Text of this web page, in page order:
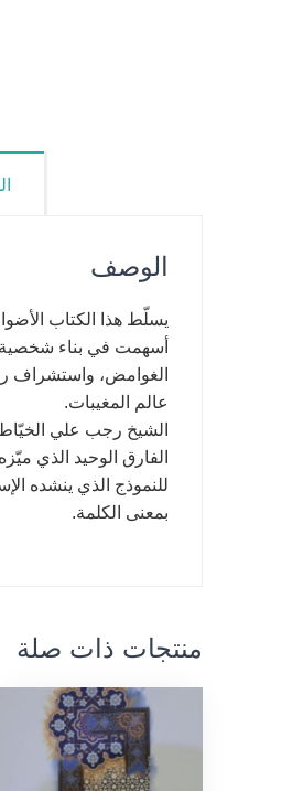
الوصف
يسلّط هذا الكتاب
أسهمت في بناء شخصية
الغوامض، واستشراف
عالم المغيبات.
الشيخ رجب علي
الفارق الوحيد الذي
للنموذج الذي ينشده
بمعنى الكلمة.
منتجات ذات صلة